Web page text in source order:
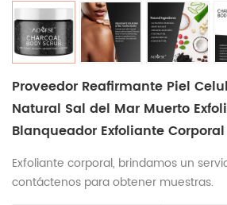
Proveedor Reafirmante Piel
Natural Sal del Mar Muerto
Blanqueador Exfoliante Corporal
Exfoliante corporal, brindamos un
contáctenos para obtener muestras.